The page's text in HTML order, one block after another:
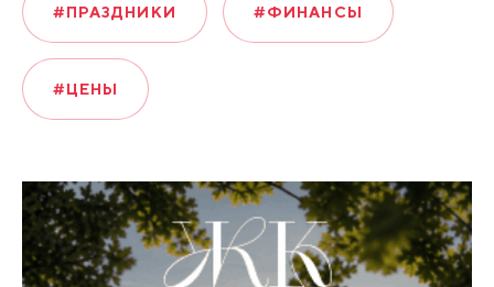
#ПРАЗДНИКИ #ФИНАНСЫ
#ЦЕНЫ